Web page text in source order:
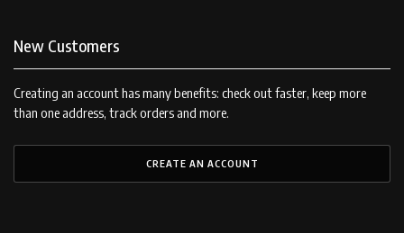
New Customers
Creating an account has many benefits: check out faster, keep more
than one address, track orders and more.
CREATE AN ACCOUNT